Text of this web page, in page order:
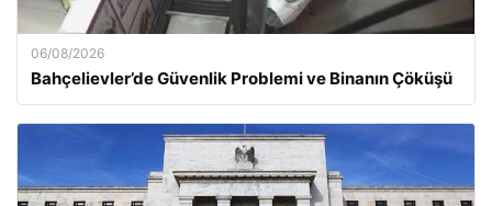
06/08/2026
Bahçelievler’de Güvenlik Problemi ve Binanın Çöküşü